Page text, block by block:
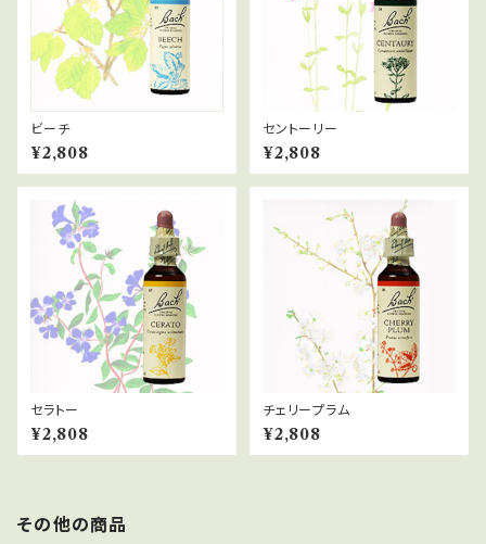
ビーチ
¥2,808
セントーリー
¥2,808
セラトー
¥2,808
チェリープラム
¥2,808
その他の商品